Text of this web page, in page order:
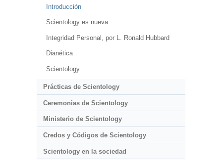
Introducción
Scientology es nueva
Integridad Personal, por L. Ronald Hubbard
Dianética
Scientology
Prácticas de Scientology
Ceremonias de Scientology
Ministerio de Scientology
Credos y Códigos de Scientology
Scientology en la sociedad